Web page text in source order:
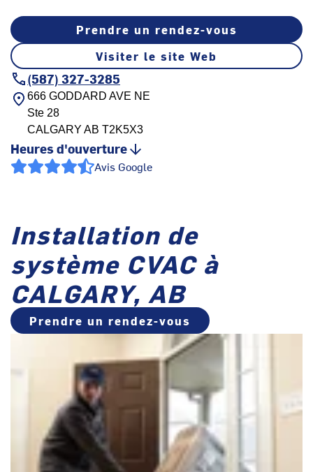
Prendre un rendez-vous
Visiter le site Web
(587) 327-3285
666 GODDARD AVE NE
Ste 28
CALGARY AB T2K5X3
Heures d'ouverture
Avis Google
Installation de
système CVAC à
CALGARY, AB
Prendre un rendez-vous